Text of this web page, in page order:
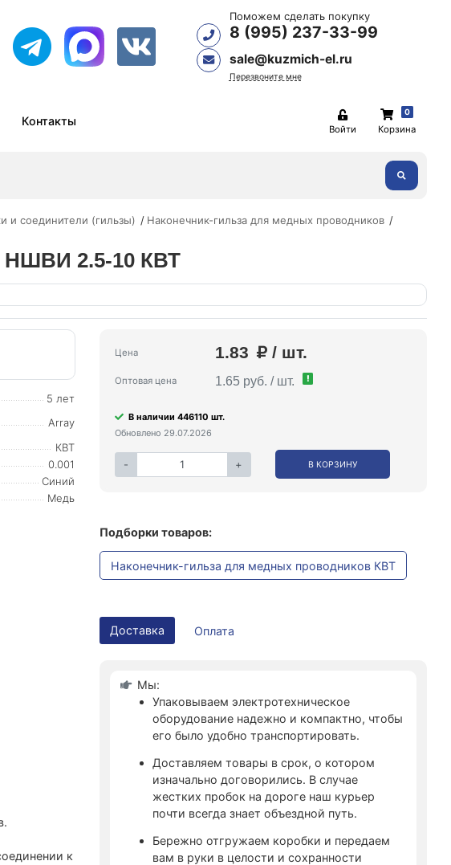
Поможем сделать покупку
8 (995) 237-33-99
sale@kuzmich-el.ru
Перезвоните мне
Контакты
Войти
0
Корзина
и соединители (гильзы)
Наконечник-гильза для медных проводников
НШВИ 2.5-10 КВТ
5 лет
Array
КВТ
0.001
Синий
Медь
Цена 1.83 / шт.
Оптовая цена 1.65 руб. / шт. !
В наличии 446110 шт.
Обновлено 29.07.2026
- + В КОРЗИНУ
Подборки товаров:
Наконечник-гильза для медных проводников КВТ
Доставка Оплата
Мы:
Упаковываем электротехническое
оборудование надежно и компактно, чтобы
его было удобно транспортировать.
Доставляем товары в срок, о котором
изначально договорились. В случае
жестких пробок на дороге наш курьер
почти всегда знает объездной путь.
Бережно отгружаем коробки и передаем
вам в руки в целости и сохранности
к